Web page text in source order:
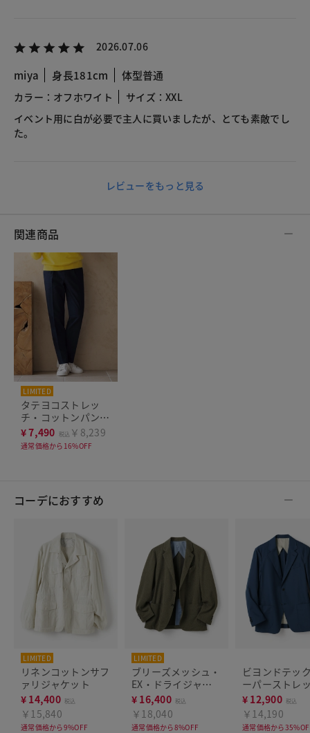
2026.07.06
miya 身長181cm 体型普通
カラー：オフホワイト
サイズ：XXL
イベント用に白が必要で主人に買いましたが、とても素敵でし
た。
レビューをもっと見る
関連商品
LIMITED
タテヨコストレッ
チ・コットンパン
ツ・ワンタック
¥7,490 税込 ￥8,239
通常価格から16%OFF
コーデにおすすめ
LIMITED
リネンコットンサフ
ァリジャケット
¥ 14,400 税込
￥15,840
通常価格から9%OFF
LIMITED
ブリーズメッシュ・
EX・ドライジャケ
ット
¥ 16,400 税込
￥18,040
通常価格から8%OFF
ビヨンドテッ
ーパーストレ
UVジャケット
¥ 12,900 税込
￥14,190
通常価格から